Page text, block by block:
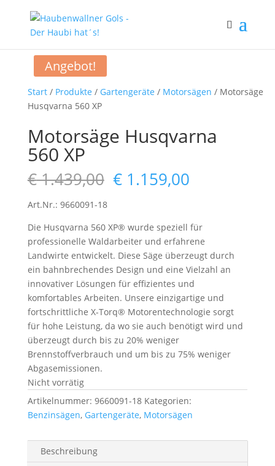
Start/ Produkte / Gartengeräte / Motorsägen / Motorsäge
Husqvarna 560 XP
Angebot!
Motorsäge Husqvarna
560 XP
€1.439,00 Ursprünglicher
Preis
€ 1.439,00
€1.159,00Aktueller
€ 1.159,00.
Art.Nr.: 9660091-18
Die Husqvarna 560 XP® wurde speziell für
professionelle Waldarbeiter und erfahrene
Landwirte entwickelt. Diese Säge überzeugt durch
ein bahnbrechendes Design und eine Vielzahl an
innovativer Lösungen für effizientes und
komfortables Arbeiten. Unsere einzigartige und
fortschrittliche X-Torq® Motorentechnologie sorgt
für hohe Leistung, da wo sie auch benötigt wird und
überzeugt durch bis zu 20% weniger
Brennstoffverbrauch und um bis zu 75% weniger
Abgasemissionen.
Nicht vorrätig
Artikelnummer: 9660091-18 Kategorien:
Benzinsägen, Gartengeräte, Motorsägen
Beschreibung